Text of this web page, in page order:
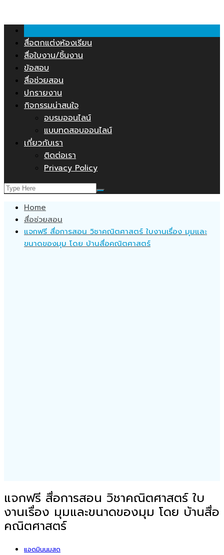
content
สื่อตกแต่งห้องเรียน
สื่อใบงาน/ชิ้นงาน
ข้อสอบ
สื่อช่วยสอน
ปกรายงาน
กิจกรรมน่าสนใจ
อบรมออนไลน์
แบบทดสอบออนไลน์
เกี่ยวกับเรา
ติดต่อเรา
Privacy Policy
Home
สื่อช่วยสอน
แจกฟรี สื่อการสอน วิชาคณิตศาสตร์ ใบงานเรื่อง มุมและ
ขนาดของมุม โดย บ้านสื่อคณิตศาสตร์
แจกฟรี สื่อการสอน วิชาคณิตศาสตร์ ใบ
งานเรื่อง มุมและขนาดของมุม โดย บ้านสื่อ
คณิตศาสตร์
แอดมินนมสด